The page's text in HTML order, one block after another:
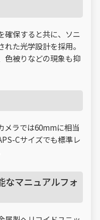
確保すると共に、ソニ
た光学設計を採用。
色被りなどの現象も抑
メラでは60mmに相当
Cサイズでも標準レ
なマニュアルフォ